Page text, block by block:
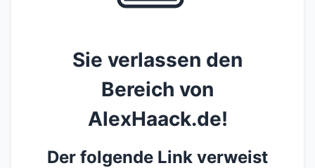
Sie verlassen den
Bereich von
AlexHaack.de!
Der folgende Link verweist